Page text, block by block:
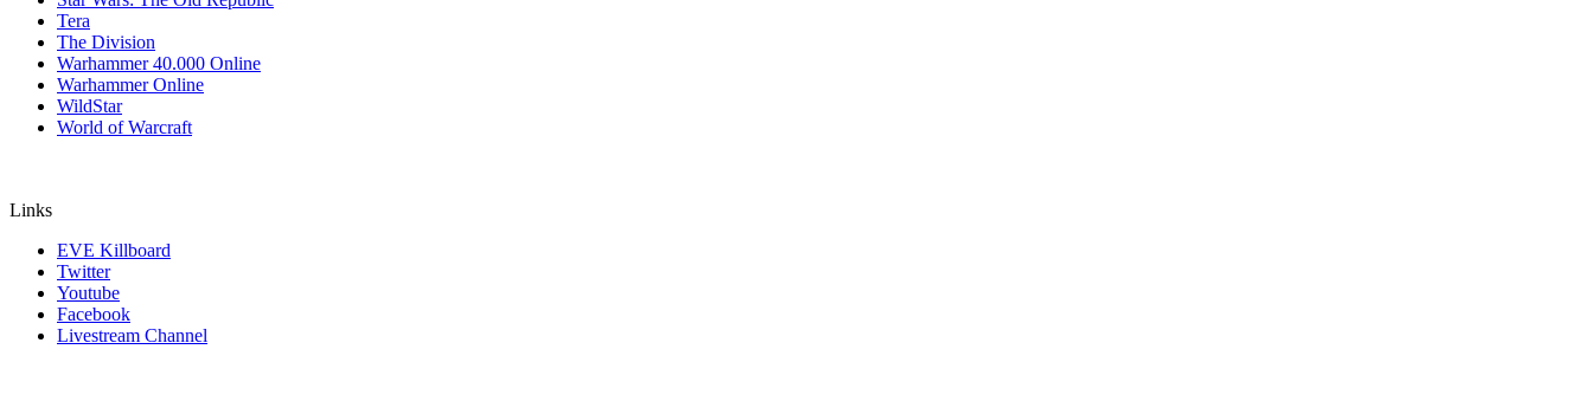
Tera
The Division
Warhammer 40.000 Online
Warhammer Online
WildStar
World of Warcraft
Links
EVE Killboard
Twitter
Youtube
Facebook
Livestream Channel